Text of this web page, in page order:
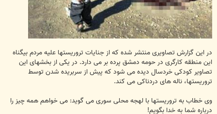
در این گزارش تصاویری منتشر شده که از جنایات تروریستها علیه مردم بیگناه
این منطقه کارگری در حومه دمشق پرده بر می دارد. در یکی از بخشهای این
تصاویر کودکی خردسال دیده می شود که پیش از سربریده شدن توسط
تروریستها، ناله های دردناکی می کند.
وی خطاب به تروریستها با لهجه محلی سوری می گوید: می خواهم همه چیز را
درباره شما به خدا بگویم!